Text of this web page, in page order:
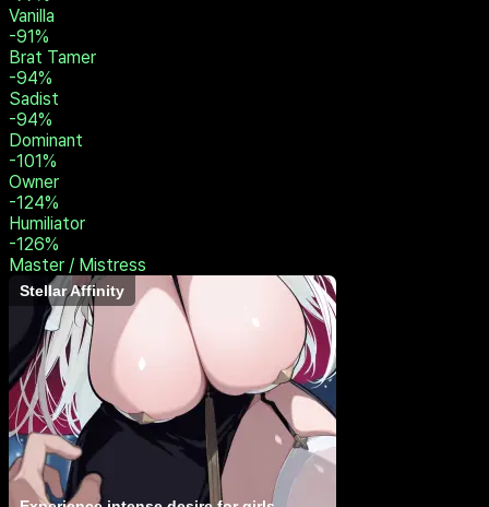
Degrader
-35%
Spanker
-54%
Rigger
-71%
Switch
-77%
Vanilla
-91%
Brat Tamer
-94%
Sadist
-94%
Dominant
-101%
Owner
-124%
Humiliator
-126%
Master / Mistress
Stellar Affinity